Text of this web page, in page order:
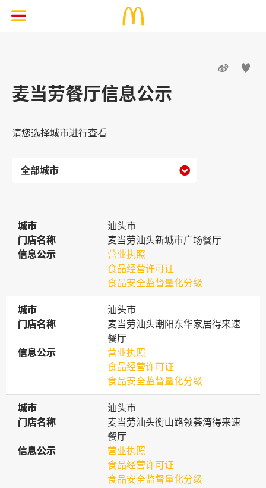
 
麦当劳餐厅信息公示
请您选择城市进行查看

城市
城市
汕头市
门店名称
门店名称
麦当劳汕头新城市广场餐厅
信息公示
信息公示
营业执照
食品经营许可证
食品安全监督量化分级
城市
城市
汕头市
门店名称
门店名称
麦当劳汕头潮阳东华家居得来速
餐厅
信息公示
信息公示
营业执照
食品经营许可证
食品安全监督量化分级
城市
城市
汕头市
门店名称
门店名称
麦当劳汕头衡山路领荟湾得来速
餐厅
信息公示
信息公示
营业执照
食品经营许可证
食品安全监督量化分级